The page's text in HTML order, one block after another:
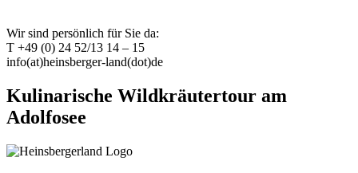
Wir sind persönlich für Sie da:
T +49 (0) 24 52/13 14 – 15
info(at)heinsberger-land(dot)de
Kulinarische Wildkräutertour am
Adolfosee